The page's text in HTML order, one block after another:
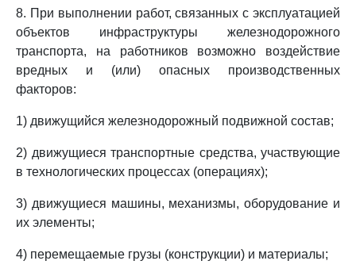
8. При выполнении работ, связанных с эксплуатацией
объектов инфраструктуры железнодорожного
транспорта, на работников возможно воздействие
вредных и (или) опасных производственных
факторов:
1) движущийся железнодорожный подвижной состав;
2) движущиеся транспортные средства, участвующие
в технологических процессах (операциях);
3) движущиеся машины, механизмы, оборудование и
их элементы;
4) перемещаемые грузы (конструкции) и материалы;